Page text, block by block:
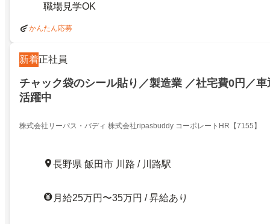
職場見学OK
かんたん応募
新着正社員
チャック袋のシール貼り／製造業 ／社宅費0円／
活躍中
株式会社リーパス・バディ 株式会社ripasbuddy コーポレートHR【7155】
長野県 飯田市 川路 / 川路駅
月給25万円〜35万円 / 昇給あり